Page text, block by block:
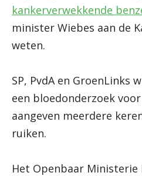
kankerverwekkende
minister Wiebes aan de
weten.
SP, PvdA en GroenLinks
een bloedonderzoek
aangeven meerdere
ruiken.
Het Openbaar Ministerie